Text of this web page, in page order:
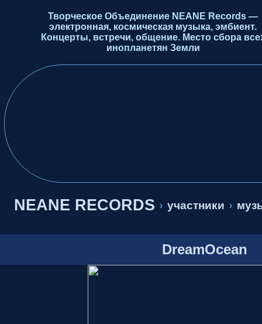
Творческое Объединение NEANE Records —
электронная, космическая музыка, эмбиент.
Концерты, встречи, общение. Место сбора
инопланетян Земли
NEANE RECORDS › участники ›
DreamOcean